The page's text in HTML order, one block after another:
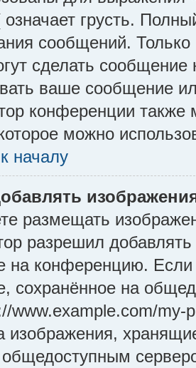
означает грусть.
сообщений. Только
сделать
ваше сообщение
конференции также
можно
началу
размещать
разрешил
на конференцию.
сохранённое на
www.example.com/
изображения,
общедоступным